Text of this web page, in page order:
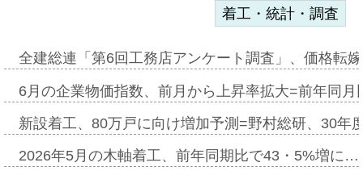
着工・統計・調査
全建総連「第6回工務店アンケート調査」、価格転
6月の企業物価指数、前月から上昇率拡大=前年同
新設着工、80万戸に向け増加予測=野村総研、30年
2026年5月の木軸着工、前年同期比で43・5%増に…